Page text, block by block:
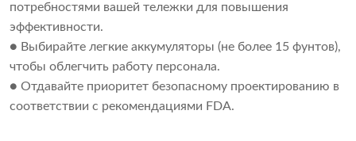
потребностями вашей тележки для повышения
эффективности.
● Выбирайте легкие аккумуляторы (не более 15 фунтов),
чтобы облегчить работу персонала.
● Отдавайте приоритет безопасному проектированию в
соответствии с рекомендациями FDA.